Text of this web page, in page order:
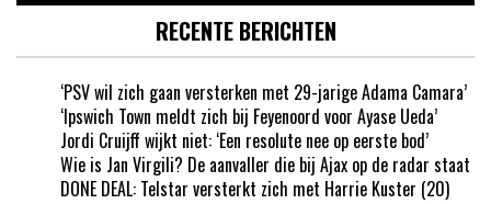
RECENTE BERICHTEN
‘PSV wil zich gaan versterken met 29-jarige Adama Camara’
‘Ipswich Town meldt zich bij Feyenoord voor Ayase Ueda’
Jordi Cruijff wijkt niet: ‘Een resolute nee op eerste bod’
Wie is Jan Virgili? De aanvaller die bij Ajax op de radar staat
DONE DEAL: Telstar versterkt zich met Harrie Kuster (20)